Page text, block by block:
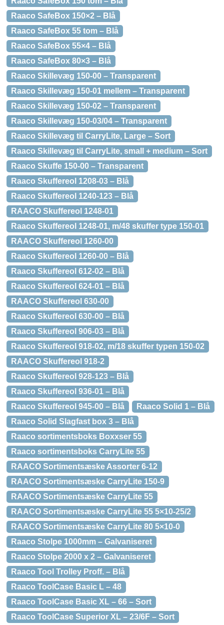
Raaco SafeBox 150×2 – Blå
Raaco SafeBox 55 tom – Blå
Raaco SafeBox 55×4 – Blå
Raaco SafeBox 80×3 – Blå
Raaco Skillevæg 150-00 – Transparent
Raaco Skillevæg 150-01 mellem – Transparent
Raaco Skillevæg 150-02 – Transparent
Raaco Skillevæg 150-03/04 – Transparent
Raaco Skillevæg til CarryLite, Large – Sort
Raaco Skillevæg til CarryLite, small + medium – Sort
Raaco Skuffe 150-00 – Transparent
Raaco Skuffereol 1208-03 – Blå
Raaco Skuffereol 1240-123 – Blå
RAACO Skuffereol 1248-01
Raaco Skuffereol 1248-01, m/48 skuffer type 150-01
RAACO Skuffereol 1260-00
Raaco Skuffereol 1260-00 – Blå
Raaco Skuffereol 612-02 – Blå
Raaco Skuffereol 624-01 – Blå
RAACO Skuffereol 630-00
Raaco Skuffereol 630-00 – Blå
Raaco Skuffereol 906-03 – Blå
Raaco Skuffereol 918-02, m/18 skuffer typen 150-02
RAACO Skuffereol 918-2
Raaco Skuffereol 928-123 – Blå
Raaco Skuffereol 936-01 – Blå
Raaco Skuffereol 945-00 – Blå
Raaco Solid 1 – Blå
Raaco Solid Slagfast box 3 – Blå
Raaco sortimentsboks Boxxser 55
Raaco sortimentsboks CarryLite 55
RAACO Sortimentsæske Assorter 6-12
RAACO Sortimentsæske CarryLite 150-9
RAACO Sortimentsæske CarryLite 55
RAACO Sortimentsæske CarryLite 55 5×10-25/2
RAACO Sortimentsæske CarryLite 80 5×10-0
Raaco Stolpe 1000mm – Galvaniseret
Raaco Stolpe 2000 x 2 – Galvaniseret
Raaco Tool Trolley Proff. – Blå
Raaco ToolCase Basic L – 48
Raaco ToolCase Basic XL – 66 – Sort
Raaco ToolCase Superior XL – 23/6F – Sort